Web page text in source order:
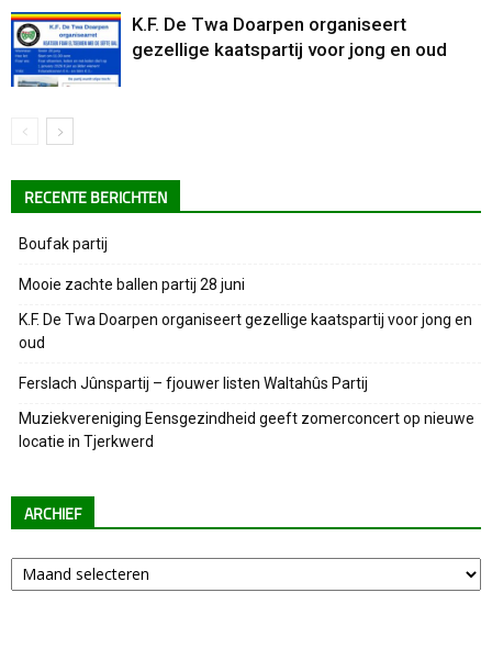
K.F. De Twa Doarpen organiseert
gezellige kaatspartij voor jong en oud
RECENTE BERICHTEN
Boufak partij
Mooie zachte ballen partij 28 juni
K.F. De Twa Doarpen organiseert gezellige kaatspartij voor jong en
oud
Ferslach Jûnspartij – fjouwer listen Waltahûs Partij
Muziekvereniging Eensgezindheid geeft zomerconcert op nieuwe
locatie in Tjerkwerd
ARCHIEF
Archief